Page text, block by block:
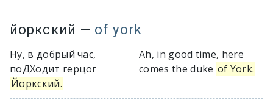
йоркский — of york
Ну, в добрый час,
поДХодит герцог
Йоркский.
Ah, in good time, here
comes the duke of York.